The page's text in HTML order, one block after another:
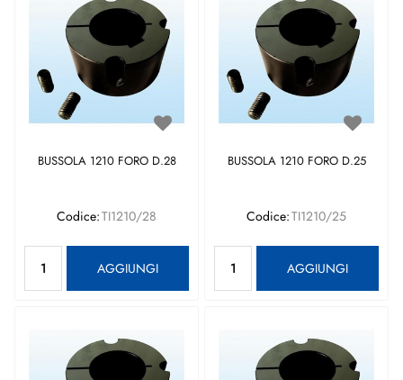
BUSSOLA 1210 FORO D.28
Codice:TI1210/28
AGGIUNGI
BUSSOLA 1210 FORO D.25
Codice:TI1210/25
AGGIUNGI